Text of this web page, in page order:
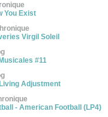
You Exist
Virgil Soleil
#11
Adjustment
- American Football (LP4)